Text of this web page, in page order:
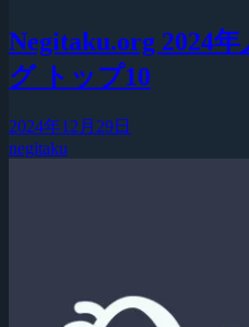
Negitaku.org 2024
グ トップ10
2024年12月29日
negitaku